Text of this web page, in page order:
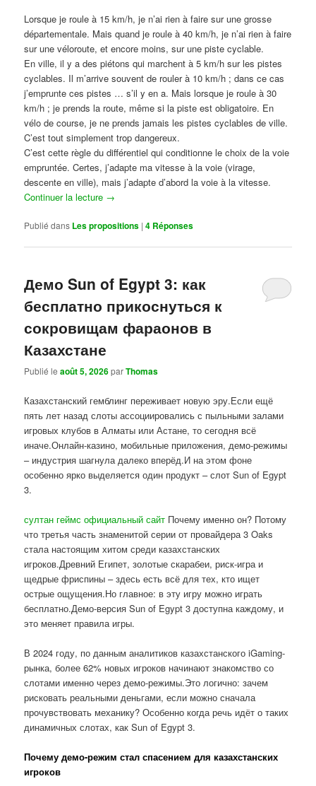
Lorsque je roule à 15 km/h, je n’ai rien à faire sur une grosse
départementale. Mais quand je roule à 40 km/h, je n’ai rien à faire
sur une véloroute, et encore moins, sur une piste cyclable.
En ville, il y a des piétons qui marchent à 5 km/h sur les pistes
cyclables. Il m’arrive souvent de rouler à 10 km/h ; dans ce cas
j’emprunte ces pistes … s’il y en a. Mais lorsque je roule à 30
km/h ; je prends la route, même si la piste est obligatoire. En
vélo de course, je ne prends jamais les pistes cyclables de ville.
C’est tout simplement trop dangereux.
C’est cette règle du différentiel qui conditionne le choix de la voie
empruntée. Certes, j’adapte ma vitesse à la voie (virage,
descente en ville), mais j’adapte d’abord la voie à la vitesse.
Continuer la lecture →
Publié dans Les propositions |4 Réponses
Демо Sun of Egypt 3: как
бесплатно прикоснуться к
сокровищам фараонов в
Казахстане
Publié leaoût 5, 2026parThomas
Казахстанский гемблинг переживает новую эру.Если ещё
пять лет назад слоты ассоциировались с пыльными залами
игровых клубов в Алматы или Астане, то сегодня всё
иначе.Онлайн-казино, мобильные приложения, демо-режимы
– индустрия шагнула далеко вперёд.И на этом фоне
особенно ярко выделяется один продукт – слот Sun of Egypt
3.
султан геймс официальный сайт Почему именно он? Потому
что третья часть знаменитой серии от провайдера 3 Oaks
стала настоящим хитом среди казахстанских
игроков.Древний Египет, золотые скарабеи, риск-игра и
щедрые фриспины – здесь есть всё для тех, кто ищет
острые ощущения.Но главное: в эту игру можно играть
бесплатно.Демо-версия Sun of Egypt 3 доступна каждому, и
это меняет правила игры.
В 2024 году, по данным аналитиков казахстанского iGaming-
рынка, более 62% новых игроков начинают знакомство со
слотами именно через демо-режимы.Это логично: зачем
рисковать реальными деньгами, если можно сначала
прочувствовать механику? Особенно когда речь идёт о таких
динамичных слотах, как Sun of Egypt 3.
Почему демо-режим стал спасением для казахстанских
игроков